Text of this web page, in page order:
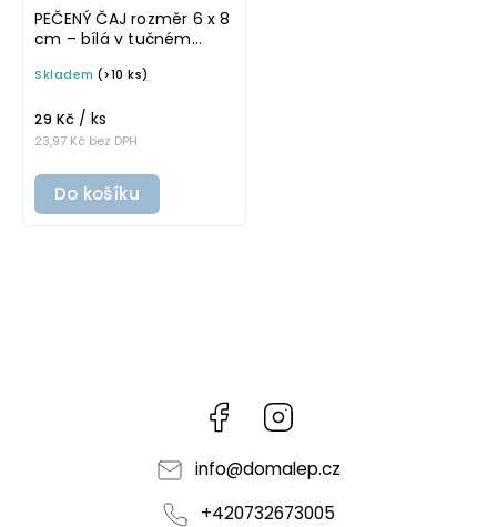
PEČENÝ ČAJ rozměr 6 x 8
cm – bílá v tučném
samolepka na
Skladem (>10 ks)
23,97 Kč bez DPH
29 Kč / ks
Do košíku
Facebook
info@domalep.cz
+420732673005